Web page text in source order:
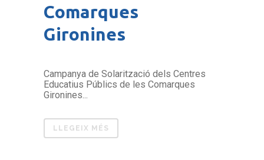
Comarques
Gironines
Campanya de Solarització dels Centres
Educatius Públics de les Comarques
Gironines...
LLEGEIX MÉS